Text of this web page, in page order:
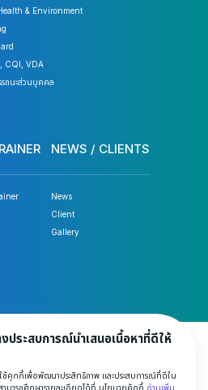
& Environment
CQI, VDA
ถนะส่วนบุคคล
NEWS / CLIENTS
News
Client
Gallery
Company Limited. All rights
ประสบการณ์นำเสนอเนื้อหาที่ดีให้
ช้คุกกี้เพื่อพัฒนาประสิทธิภาพ และประสบการณ์ที่ดีใน
มารถศึกษารายละเอียดได้ที่ นโยบายคุ้กกี้ อ่านเพิ่ม